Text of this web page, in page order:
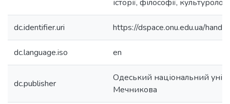
історії, філософії,
dc.identifier.uri https://dspace.onu.edu.ua/
dc.language.iso en
dc.publisher
Одеський національний
Мечникова